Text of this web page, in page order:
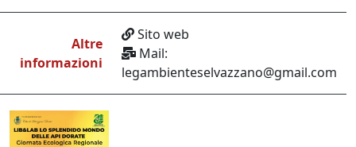
Altre
informazioni
Sito web
Mail:
legambienteselvazzano@gmail.com